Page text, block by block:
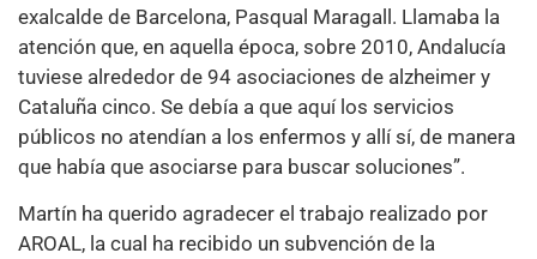
exalcalde de Barcelona, Pasqual Maragall. Llamaba la
atención que, en aquella época, sobre 2010, Andalucía
tuviese alrededor de 94 asociaciones de alzheimer y
Cataluña cinco. Se debía a que aquí los servicios
públicos no atendían a los enfermos y allí sí, de manera
que había que asociarse para buscar soluciones”.
Martín ha querido agradecer el trabajo realizado por
AROAL, la cual ha recibido un subvención de la